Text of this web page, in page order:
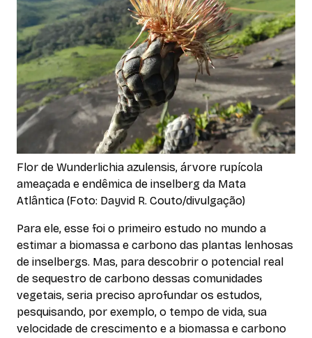
Flor de Wunderlichia azulensis, árvore rupícola
ameaçada e endêmica de inselberg da Mata
Atlântica (Foto: Dayvid R. Couto/divulgação)
Para ele, esse foi o primeiro estudo no mundo a
estimar a biomassa e carbono das plantas lenhosas
de inselbergs. Mas, para descobrir o potencial real
de sequestro de carbono dessas comunidades
vegetais, seria preciso aprofundar os estudos,
pesquisando, por exemplo, o tempo de vida, sua
velocidade de crescimento e a biomassa e carbono